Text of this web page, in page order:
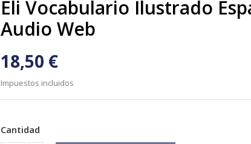
Eli Vocabulario Ilustrado
Audio Web
18,50 €
Impuestos incluidos
Cantidad